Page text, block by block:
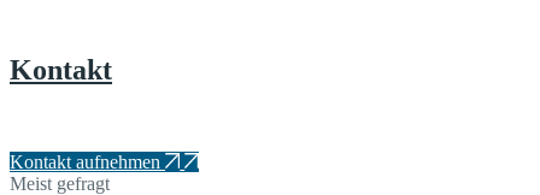
Kontakt
Kontakt aufnehmen
Meist gefragt